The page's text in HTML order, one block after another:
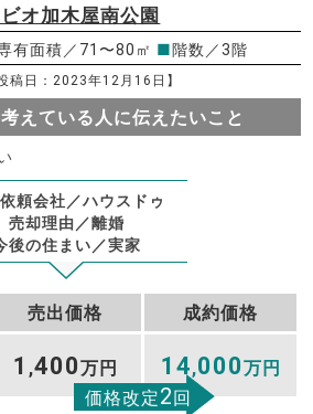
ビオ加木屋南公園
有面積／71〜80㎡ ■階数／3階
投稿日：2023年12月16日】
えている人に伝えたいこと
頼会社／ハウスドゥ
売却理由／離婚
後の住まい／実家
売出価格 成約価格
1 ,400万円 14,000万円
価格改定2回